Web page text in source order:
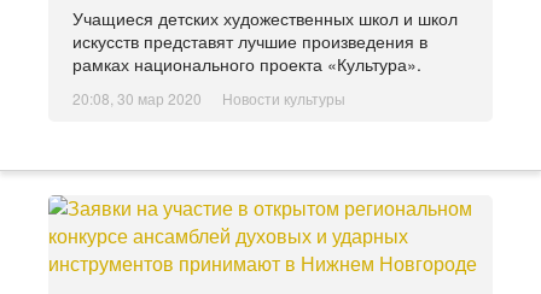
Учащиеся детских художественных школ и школ
искусств представят лучшие произведения в
рамках национального проекта «Культура».
20:08, 30 мар 2020 Новости культуры